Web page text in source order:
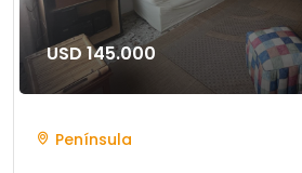
USD 145.000
Península